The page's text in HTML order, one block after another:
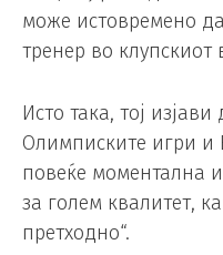
може истовремено
тренер во клупскиот
Исто така, тој
Олимписките игри и
повеќе моментална
за голем квалитет,
претходно“.